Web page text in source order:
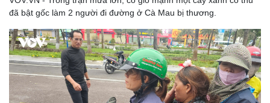
đã bật gốc làm 2 người đi đường ở Cà Mau bị thương.